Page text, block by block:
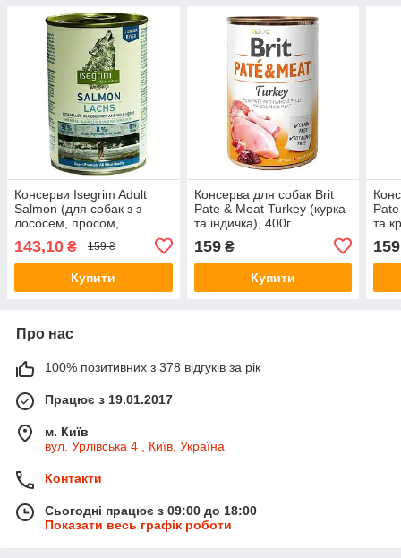
Консерви Isegrim Adult
Salmon (для собак з з
лососем, просом,
чорницею та травам) 400г
143,10 ₴ 159 ₴
Купити
Консерва для собак Brit
Pate & Meat Turkey (курка
та індичка), 400г.
159₴
Купити
та
159
Про нас
100% позитивних з 378 відгуків за рік
Працює з 19.01.2017
м. Київ
вул. Урлівська 4 , Київ, Україна
Контакти
Сьогодні працює з 09:00 до 18:00
Показати весь графік роботи